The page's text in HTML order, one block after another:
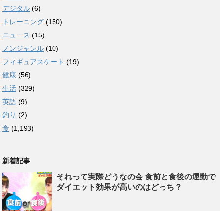
デジタル (6)
トレーニング (150)
ニュース (15)
ノンジャンル (10)
フィギュアスケート (19)
健康 (56)
生活 (329)
英語 (9)
釣り (2)
食 (1,193)
新着記事
それって実際どうなの会 食前と食後の運動で
ダイエット効果が高いのはどっち？